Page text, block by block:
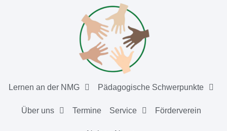
Lernen an der NMG Pädagogische Schwerpunkte
Über uns Termine Service Förderverein